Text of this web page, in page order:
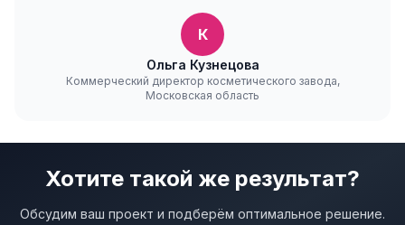
К
Ольга Кузнецова
Коммерческий директор косметического завода,
Московская область
Хотите такой же результат?
Обсудим ваш проект и подберём оптимальное решение.